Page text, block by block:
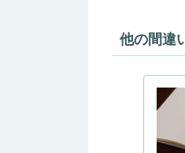
他の間違